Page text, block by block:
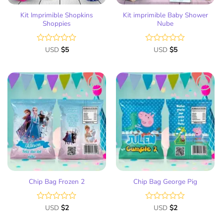
Kit Imprimible Shopkins
Shoppies
Valorado
de
USD $5
Kit imprimible Baby Shower
Nube
Valorado
de
USD $5
Añadir
a la
lista
de
deseos
Chip Bag Frozen 2
Valorado
USD $2
Añadir
a la
lista
de
deseos
Chip Bag George Pig
Valorado
USD $2